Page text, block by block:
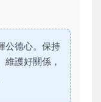
公德心。保持
護好關係，